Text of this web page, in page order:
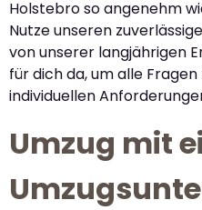
Holstebro so angenehm
Nutze unseren
von unserer langjährigen
für dich da, um alle
individuellen
Umzug mit